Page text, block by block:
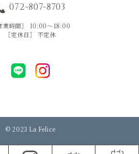
072-807-8703
業時間］ 10:00～18:00
［定休日］ 不定休
© 2023 La Felice